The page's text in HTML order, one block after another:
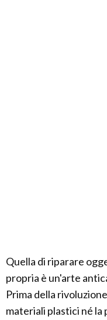
Quella di riparare
propria è un'arte
Prima della
materiali plastici né la